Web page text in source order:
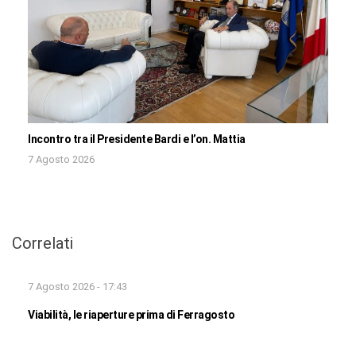
Incontro tra il Presidente Bardi e l’on. Mattia
7 Agosto 2026
Correlati
7 Agosto 2026 - 17:43
Viabilità, le riaperture prima di Ferragosto